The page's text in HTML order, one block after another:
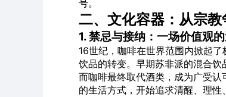
号。
二、文化容器：从宗
1. 禁忌与接纳：一场价值观
16世纪，咖啡在世界范围内掀起
饮品的转变。早期苏非派的混合饮
而咖啡最终取代酒类，成为广受
的生活方式，开始追求清醒、理